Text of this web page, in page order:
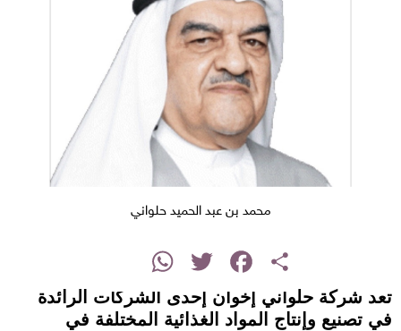
محمد بن عبد الحميد حلواني
Share
Facebook
Twitter
WhatsApp
تعد شركة حلواني إخوان إحدى الشركات الرائدة
في تصنيع وإنتاج المواد الغذائية المختلفة في